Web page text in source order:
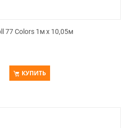
77 Colors 1м х 10,05м
КУПИТЬ